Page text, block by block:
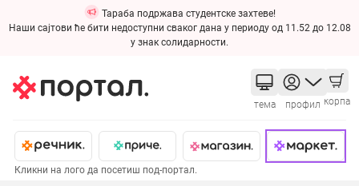
Тараба подржава студентске захтеве!
Наши сајтови ће бити недоступни сваког дана у периоду од 11.52 до 12.08
у знак солидарности.
тема профил корпа
Кликни на лого да посетиш под-портал.